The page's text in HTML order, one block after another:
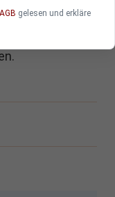
Damit
größere
AGB gelesen und erkläre